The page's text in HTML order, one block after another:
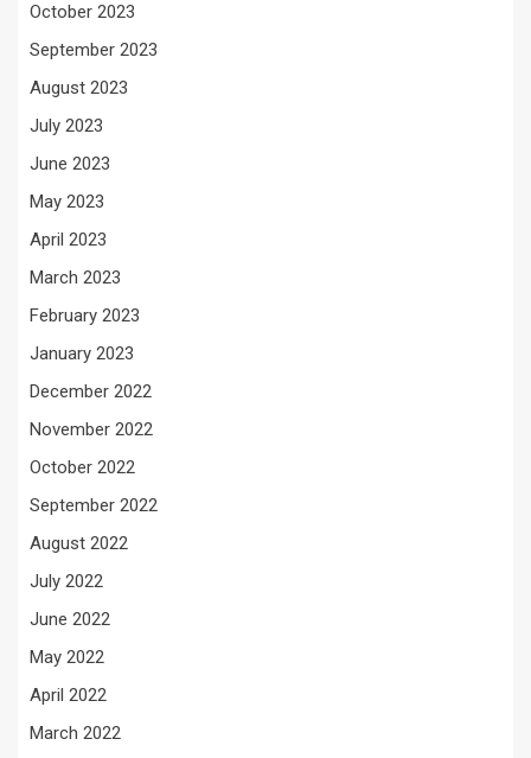
October 2023
September 2023
August 2023
July 2023
June 2023
May 2023
April 2023
March 2023
February 2023
January 2023
December 2022
November 2022
October 2022
September 2022
August 2022
July 2022
June 2022
May 2022
April 2022
March 2022